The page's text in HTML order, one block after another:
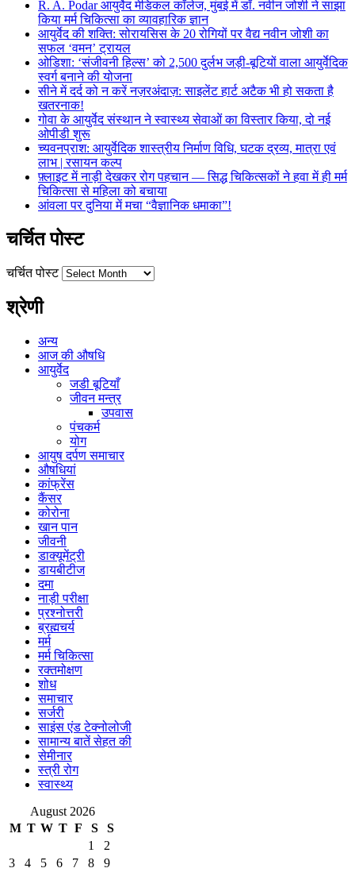
R. A. Podar आयुर्वेद मेडिकल कॉलेज, मुंबई में डॉ. नवीन जोशी ने साझा
किया मर्म चिकित्सा का व्यावहारिक ज्ञान
आयुर्वेद की शक्ति: सोरायसिस के 20 रोगियों पर वैद्य नवीन जोशी का
सफल ‘वमन’ ट्रायल
ओडिशा: ‘संजीवनी हिल्स’ को 2,500 दुर्लभ जड़ी-बूटियों वाला आयुर्वेदिक
स्वर्ग बनाने की योजना
सीने में दर्द को न करें नज़रअंदाज़: साइलेंट हार्ट अटैक भी हो सकता है
खतरनाक!
गोवा के आयुर्वेद संस्थान ने स्वास्थ्य सेवाओं का विस्तार किया, दो नई
ओपीडी शुरू
च्यवनप्राश: आयुर्वेदिक शास्त्रीय निर्माण विधि, घटक द्रव्य, मात्रा एवं
लाभ | रसायन कल्प
फ़्लाइट में नाड़ी देखकर रोग पहचान — सिद्ध चिकित्सकों ने हवा में ही मर्म
चिकित्सा से महिला को बचाया
आंवला पर दुनिया में मचा “वैज्ञानिक धमाका”!
चर्चित पोस्ट
चर्चित पोस्ट
श्रेणी
अन्य
आज की औषधि
आयुर्वेद
जडी बूटियाँ
जीवन मन्त्र
उपवास
पंचकर्म
योग
आयुष दर्पण समाचार
औषधियां
कांफ्रेंस
कैंसर
कोरोना
खान पान
जीवनी
डाक्यूमेंट्री
डायबीटीज
दमा
नाड़ी परीक्षा
प्रश्नोत्तरी
ब्रह्मचर्य
मर्म
मर्म चिकित्सा
रक्तमोक्षण
शोध
समाचार
सर्जरी
साइंस एंड टेक्नोलोजी
सामान्य बातें सेहत की
सेमीनार
स्त्री रोग
स्वास्थ्य
August 2026
M T W T F S
S
1
2
3
4 5 6 7 8
9